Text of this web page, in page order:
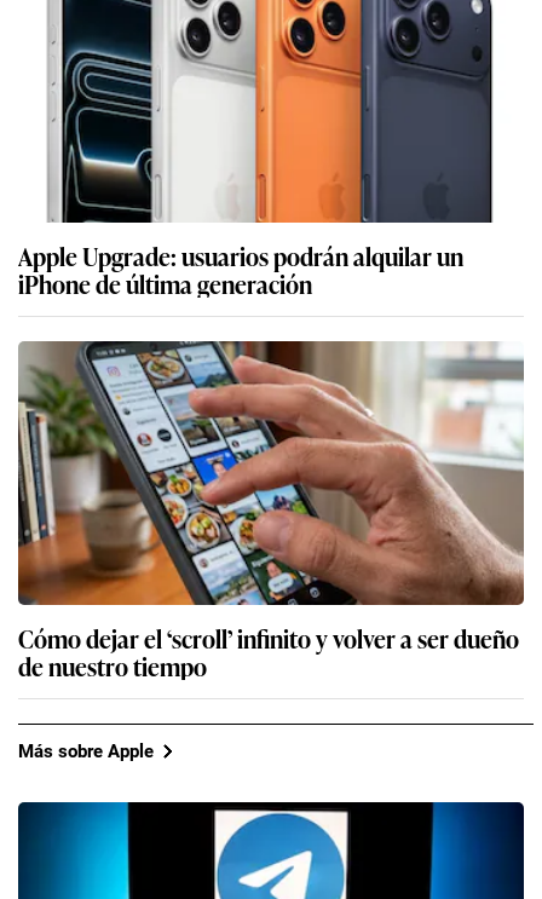
Apple Upgrade: usuarios podrán alquilar un
iPhone de última generación
Cómo dejar el ‘scroll’ infinito y volver a ser dueño
de nuestro tiempo
Más sobre Apple